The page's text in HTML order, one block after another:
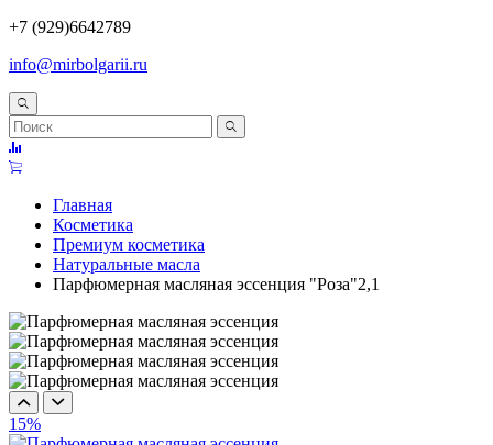
+7 (929)6642789
info@mirbolgarii.ru
Главная
Косметика
Премиум косметика
Натуральные масла
Парфюмерная масляная эссенция "Роза"2,1
15%